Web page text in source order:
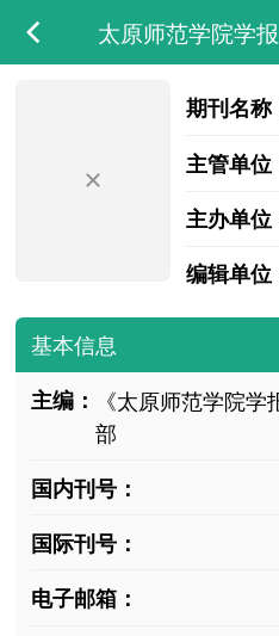
太原师范学院学
期刊名称
主管单位
主办单位
编辑单位
基本信息
主编：
《太原师范学院
部
国内刊号：
国际刊号：
电子邮箱：